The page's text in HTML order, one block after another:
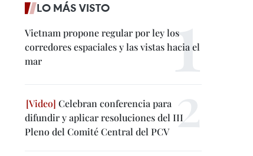
LO MÁS VISTO
Vietnam propone regular por ley los
corredores espaciales y las vistas hacia el
mar
Celebran conferencia para
difundir y aplicar resoluciones del III
Pleno del Comité Central del PCV